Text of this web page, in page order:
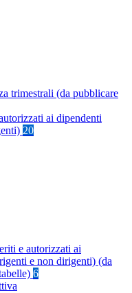
trimestrali (da pubblicare
ai dipendenti
20
e autorizzati ai
e non dirigenti) (da
6